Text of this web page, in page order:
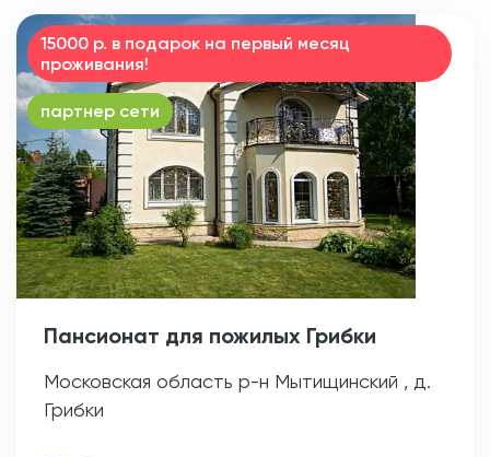
15000 р. в подарок на первый месяц
проживания!
партнер сети
Пансионат для пожилых Грибки
Московская область р-н Мытищинский , д.
Грибки